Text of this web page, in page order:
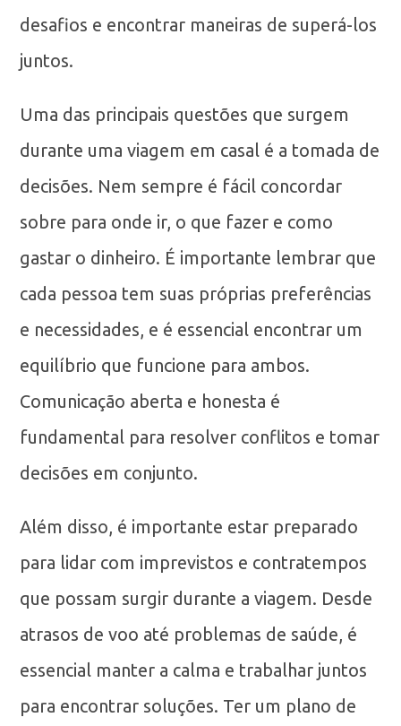
desafios e encontrar maneiras de superá-los
juntos.
Uma das principais questões que surgem
durante uma viagem em casal é a tomada de
decisões. Nem sempre é fácil concordar
sobre para onde ir, o que fazer e como
gastar o dinheiro. É importante lembrar que
cada pessoa tem suas próprias preferências
e necessidades, e é essencial encontrar um
equilíbrio que funcione para ambos.
Comunicação aberta e honesta é
fundamental para resolver conflitos e tomar
decisões em conjunto.
Além disso, é importante estar preparado
para lidar com imprevistos e contratempos
que possam surgir durante a viagem. Desde
atrasos de voo até problemas de saúde, é
essencial manter a calma e trabalhar juntos
para encontrar soluções. Ter um plano de